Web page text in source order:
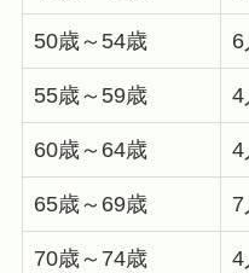
50歳～54歳 6
55歳～59歳 4
60歳～64歳 4
65歳～69歳 7
70歳～74歳 4